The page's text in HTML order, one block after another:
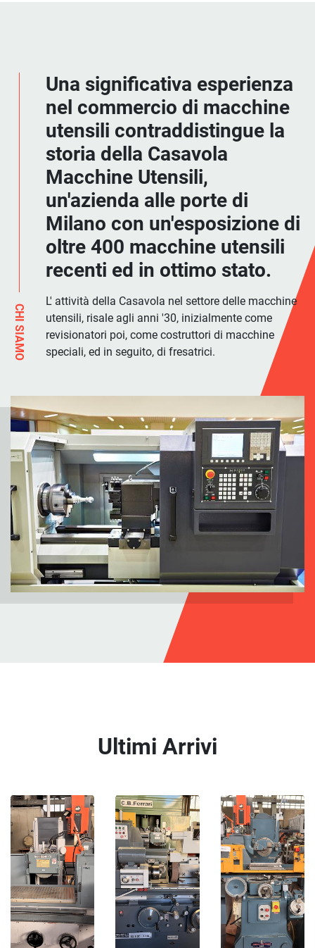
CHI SIAMO
Una significativa esperienza
nel commercio di macchine
utensili contraddistingue la
storia della Casavola
Macchine Utensili,
un'azienda alle porte di
Milano con un'esposizione di
oltre 400 macchine utensili
recenti ed in ottimo stato.
L' attività della Casavola nel settore delle macchine
utensili, risale agli anni '30, inizialmente come
revisionatori poi, come costruttori di macchine
speciali, ed in seguito, di fresatrici.
Ultimi Arrivi